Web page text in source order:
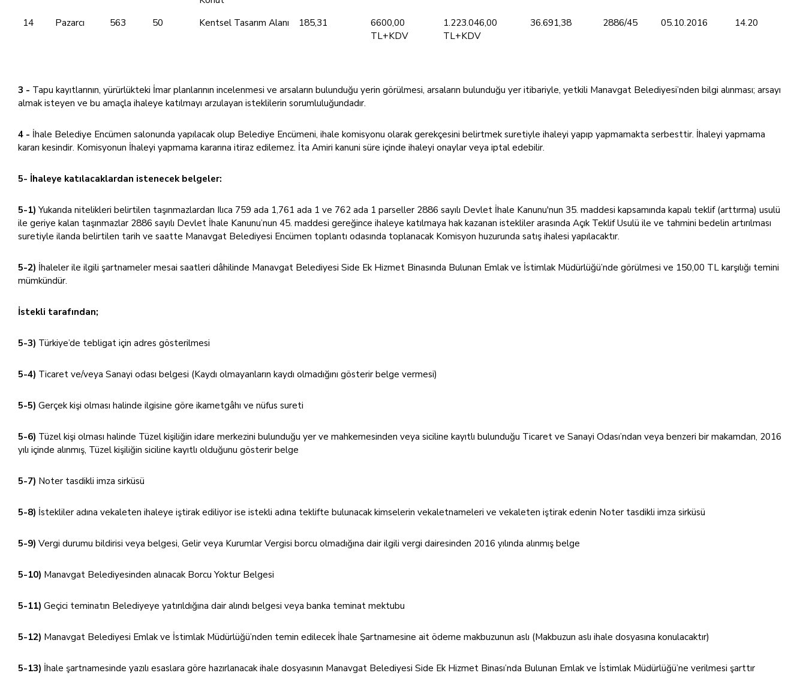
14 Pazarcı 563 50 Kentsel Tasarım Alanı 185,31
6600,00
TL+KDV
1.223.046,00
TL+KDV
36.691,38 2886/45 05.10.2016 14.20
3 - Tapu kayıtlarının, yürürlükteki İmar planlarının incelenmesi ve arsaların bulunduğu yerin görülmesi, arsaların bulunduğu yer itibariyle, yetkili Manavgat Belediyesi’nden bilgi alınması; arsayı
almak isteyen ve bu amaçla ihaleye katılmayı arzulayan isteklilerin sorumluluğundadır.
4 - İhale Belediye Encümen salonunda yapılacak olup Belediye Encümeni, ihale komisyonu olarak gerekçesini belirtmek suretiyle ihaleyi yapıp yapmamakta serbesttir. İhaleyi yapmama
kararı kesindir. Komisyonun İhaleyi yapmama kararına itiraz edilemez. İta Amiri kanuni süre içinde ihaleyi onaylar veya iptal edebilir.
5- İhaleye katılacaklardan istenecek belgeler:
5-1)Yukarıda nitelikleri belirtilen taşınmazlardan Ilıca 759 ada 1,761 ada 1 ve 762 ada 1 parseller 2886 sayılı Devlet İhale Kanunu'nun 35. maddesi kapsamında kapalı teklif (arttırma) usulü
ile geriye kalan taşınmazlar 2886 sayılı Devlet İhale Kanunu’nun 45. maddesi gereğince ihaleye katılmaya hak kazanan istekliler arasında Açık Teklif Usulü ile ve tahmini bedelin artırılması
suretiyle ilanda belirtilen tarih ve saatte Manavgat Belediyesi Encümen toplantı odasında toplanacak Komisyon huzurunda satış ihalesi yapılacaktır.
5-2) İhaleler ile ilgili şartnameler mesai saatleri dâhilinde Manavgat Belediyesi Side Ek Hizmet Binasında Bulunan Emlak ve İstimlak Müdürlüğü’nde görülmesi ve 150,00 TL karşılığı temini
mümkündür.
İstekli tarafından;
5-3) Türkiye’de tebligat için adres gösterilmesi
5-4) Ticaret ve/veya Sanayi odası belgesi (Kaydı olmayanların kaydı olmadığını gösterir belge vermesi)
5-5) Gerçek kişi olması halinde ilgisine göre ikametgâhı ve nüfus sureti
5-6) Tüzel kişi olması halinde Tüzel kişiliğin idare merkezini bulunduğu yer ve mahkemesinden veya siciline kayıtlı bulunduğu Ticaret ve Sanayi Odası’ndan veya benzeri bir makamdan, 2016
yılı içinde alınmış, Tüzel kişiliğin siciline kayıtlı olduğunu gösterir belge
5-7) Noter tasdikli imza sirküsü
5-8) İstekliler adına vekaleten ihaleye iştirak ediliyor ise istekli adına teklifte bulunacak kimselerin vekaletnameleri ve vekaleten iştirak edenin Noter tasdikli imza sirküsü
5-9) Vergi durumu bildirisi veya belgesi, Gelir veya Kurumlar Vergisi borcu olmadığına dair ilgili vergi dairesinden 2016 yılında alınmış belge
5-10) Manavgat Belediyesinden alınacak Borcu Yoktur Belgesi
5-11) Geçici teminatın Belediyeye yatırıldığına dair alındı belgesi veya banka teminat mektubu
5-12) Manavgat Belediyesi Emlak ve İstimlak Müdürlüğü’nden temin edilecek İhale Şartnamesine ait ödeme makbuzunun aslı (Makbuzun aslı ihale dosyasına konulacaktır)
5-13) İhale şartnamesinde yazılı esaslara göre hazırlanacak ihale dosyasının Manavgat Belediyesi Side Ek Hizmet Binası’nda Bulunan Emlak ve İstimlak Müdürlüğü’ne verilmesi şarttır